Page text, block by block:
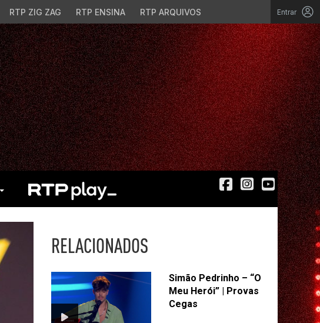
RTP ZIG ZAG RTP ENSINA RTP ARQUIVOS Entrar
RELACIONADOS
Simão Pedrinho – “O
Meu Herói” | Provas
Cegas